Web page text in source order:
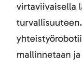
virtaviivaisella
mallinnetaan